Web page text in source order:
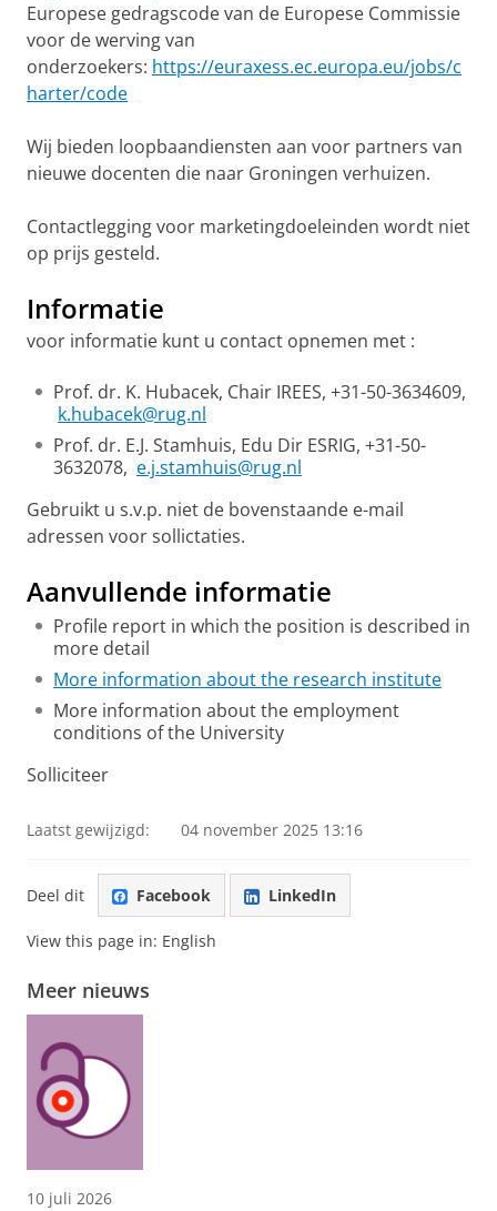
Europese gedragscode van de Europese Commissie
voor de werving van
onderzoekers: https://euraxess.ec.europa.eu/jobs/c
harter/code
Wij bieden loopbaandiensten aan voor partners van
nieuwe docenten die naar Groningen verhuizen.
Contactlegging voor marketingdoeleinden wordt niet
op prijs gesteld.
Informatie
voor informatie kunt u contact opnemen met :
Prof. dr. K. Hubacek, Chair IREES, +31-50-3634609,
k.hubacek@rug.nl
Prof. dr. E.J. Stamhuis, Edu Dir ESRIG, +31-50-
3632078, e.j.stamhuis@rug.nl
Gebruikt u s.v.p. niet de bovenstaande e-mail
adressen voor sollictaties.
Aanvullende informatie
Profile report in which the position is described in
more detail
More information about the research institute
More information about the employment
conditions of the University
Solliciteer
Laatst gewijzigd: 04 november 2025 13:16
Deel dit Facebook LinkedIn
View this page in: English
Meer nieuws
10 juli 2026